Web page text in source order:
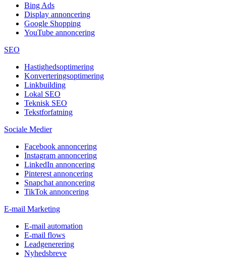
Bing Ads
Display annoncering
Google Shopping
YouTube annoncering
SEO
Hastighedsoptimering
Konverteringsoptimering
Linkbuilding
Lokal SEO
Teknisk SEO
Tekstforfatning
Sociale Medier
Facebook annoncering
Instagram annoncering
LinkedIn annoncering
Pinterest annoncering
Snapchat annoncering
TikTok annoncering
E-mail Marketing
E-mail automation
E-mail flows
Leadgenerering
Nyhedsbreve